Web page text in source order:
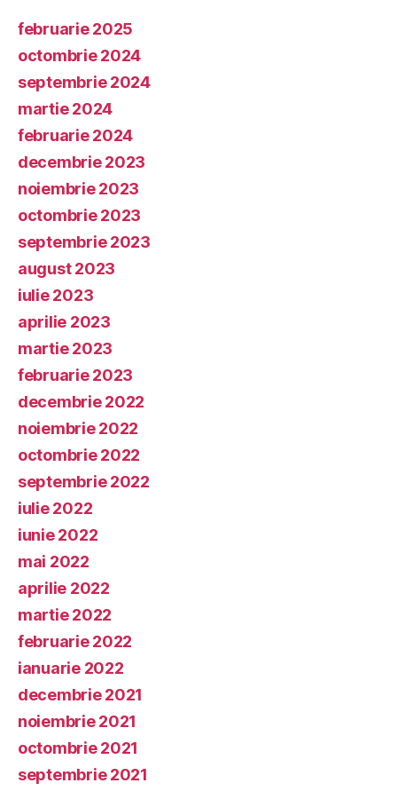
februarie 2025
octombrie 2024
septembrie 2024
martie 2024
februarie 2024
decembrie 2023
noiembrie 2023
octombrie 2023
septembrie 2023
august 2023
iulie 2023
aprilie 2023
martie 2023
februarie 2023
decembrie 2022
noiembrie 2022
octombrie 2022
septembrie 2022
iulie 2022
iunie 2022
mai 2022
aprilie 2022
martie 2022
februarie 2022
ianuarie 2022
decembrie 2021
noiembrie 2021
octombrie 2021
septembrie 2021